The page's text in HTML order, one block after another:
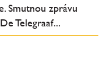
Smutnou zprávu
Telegraaf...